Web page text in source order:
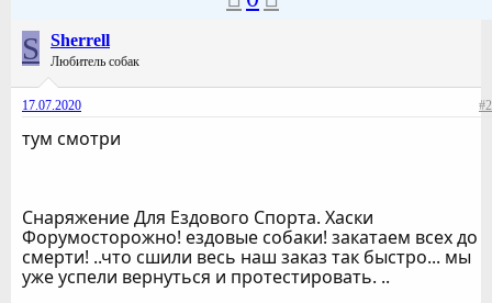
S Sherrell
Любитель собак
17.07.2020 #2
тум смотри
Снаряжение Для Ездового Спорта. Хаски
Форумосторожно! ездовые собаки! закатаем всех до
смерти! ..что сшили весь наш заказ так быстро... мы
уже успели вернуться и протестировать. ..